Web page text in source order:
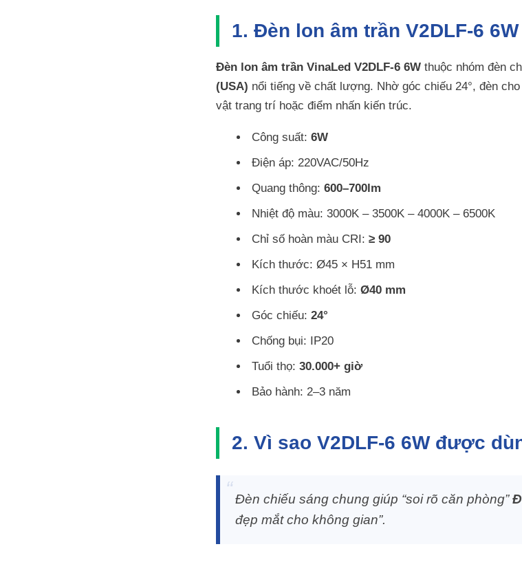
1. Đèn lon âm trần V2DLF-6
Đèn lon âm trần VinaLed V2DLF-6 6Wthuộc nhóm đèn
(USA) nổi tiếng về chất lượng. Nhờ góc chiếu 24°, đèn
vật trang trí hoặc điểm nhấn kiến trúc.
Công suất: 6W
Điện áp: 220VAC/50Hz
Quang thông: 600–700lm
Nhiệt độ màu: 3000K – 3500K – 4000K – 6500K
Chỉ số hoàn màu CRI: ≥ 90
Kích thước: Ø45 × H51 mm
Kích thước khoét lỗ: Ø40 mm
Góc chiếu: 24°
Chống bụi: IP20
Tuổi thọ: 30.000+ giờ
Bảo hành: 2–3 năm
2. Vì sao V2DLF-6 6W được
Đèn chiếu sáng chung giúp “soi rõ căn phòng”
đẹp mắt cho không gian”.